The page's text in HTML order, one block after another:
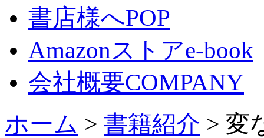
書店様へPOP
Amazonストアe-book
会社概要COMPANY
ホーム > 書籍紹介 > 変